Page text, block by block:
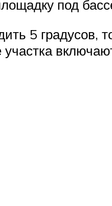
под
5 градусов,